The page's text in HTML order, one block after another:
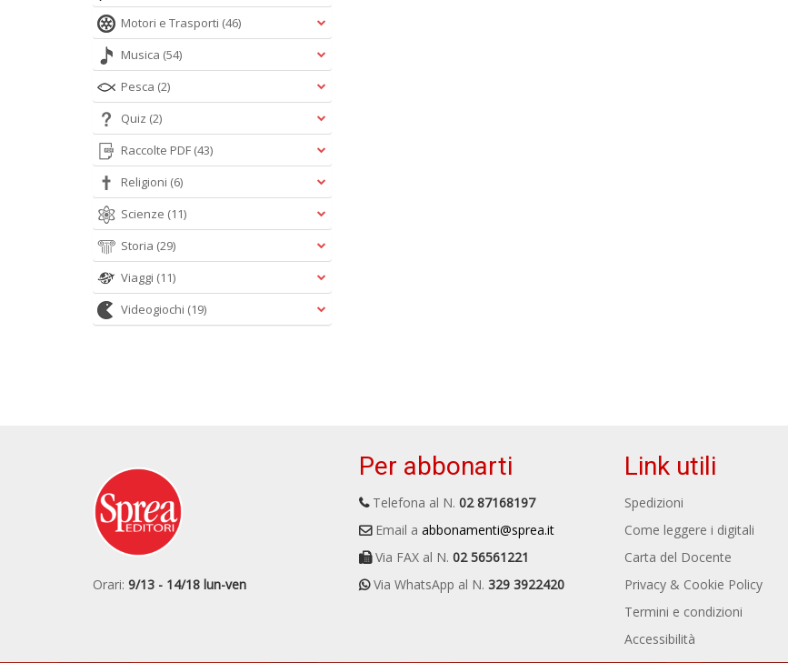
Motori e Trasporti (46)
Musica (54)
Pesca (2)
Quiz (2)
Raccolte PDF (43)
Religioni (6)
Scienze (11)
Storia (29)
Viaggi (11)
Videogiochi (19)
Orari: 9/13 - 14/18 lun-ven
Per abbonarti
Telefona al N. 02 87168197
Email a abbonamenti@sprea.it
Via FAX al N. 02 56561221
Via WhatsApp al N. 329 3922420
Link utili
Spedizioni
Come leggere i digitali
Carta del Docente
Privacy & Cookie Policy
Termini e condizioni
Accessibilità